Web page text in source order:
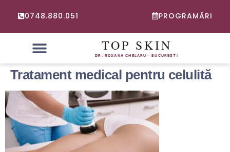
0748.880.051 PROGRAMĂRI
Tratament medical pentru celulită